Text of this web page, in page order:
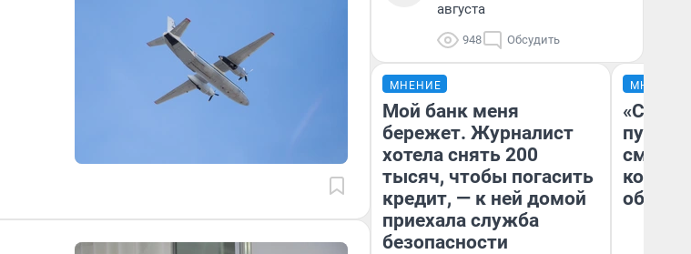
августа
948 Обсудить
МНЕНИЕ
Мой банк меня
бережет. Журналист
хотела снять 200
тысяч, чтобы погасить
кредит, — к ней домой
приехала служба
безопасности
МНЕНИЕ